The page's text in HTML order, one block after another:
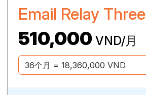
Email Relay Three
510,000 VND/月